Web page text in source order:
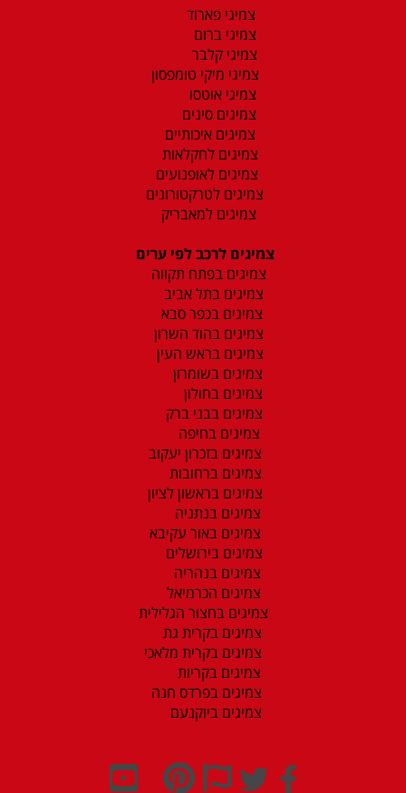
צמיגי פארוד
צמיגי ברום
צמיגי קלבר
צמיגי מיקי טומפסון
צמיגי אוטסו
צמיגים סינים
צמיגים איכותיים
צמיגים לחקלאות
צמיגים לאופנועים
צמיגים לטרקטורונים
צמיגים למאבריק
צמיגים לרכב לפי ערים
צמיגים בפתח תקווה
צמיגים בתל אביב
צמיגים בכפר סבא
צמיגים בהוד השרון
צמיגים בראש העין
צמיגים בשומרון
צמיגים בחולון
צמיגים בבני ברק
צמיגים בחיפה
צמיגים בזכרון יעקוב
צמיגים ברחובות
צמיגים בראשון לציון
צמיגים בנתניה
צמיגים באור עקיבא
צמיגים בירושלים
צמיגים בנהריה
צמיגים הכרמיאל
צמיגים בחצור הגלילית
צמיגים בקרית גת
צמיגים בקרית מלאכי
צמיגים בקריות
צמיגים בפרדס חנה
צמיגים ביוקנעם